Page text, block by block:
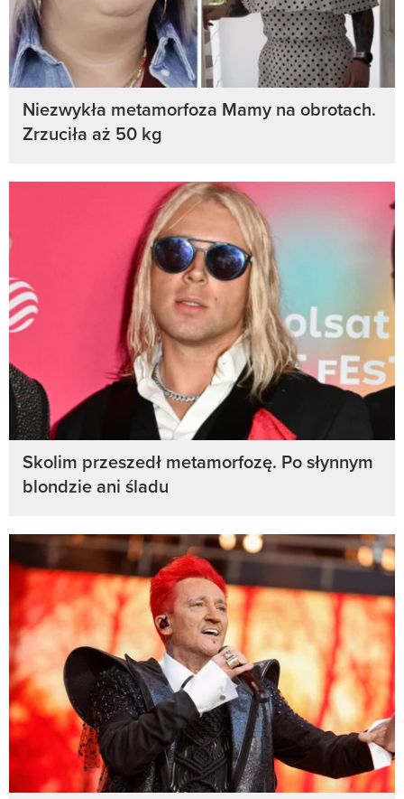
Niezwykła metamorfoza Mamy na obrotach.
Zrzuciła aż 50 kg
Skolim przeszedł metamorfozę. Po słynnym
blondzie ani śladu